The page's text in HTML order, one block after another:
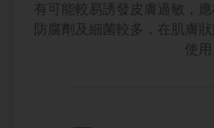
有可能較易誘發皮膚過敏，
防腐劑及細菌較多，在肌膚
使用